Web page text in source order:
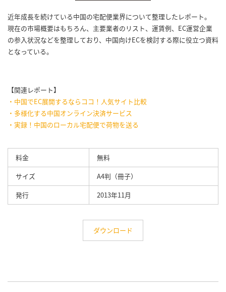
近年成長を続けている中国の宅配便業界について整理したレポート。
現在の市場概要はもちろん、主要業者のリスト、運賃例、EC運営企業
の参入状況などを整理しており、中国向けECを検討する際に役立つ資料
となっている。
【関連レポート】
・中国でEC展開するならココ！人気サイト比較
・多様化する中国オンライン決済サービス
・実録！中国のローカル宅配便で荷物を送る
料金
無料
サイズ
A4判（冊子）
発行
2013年11月
ダウンロード